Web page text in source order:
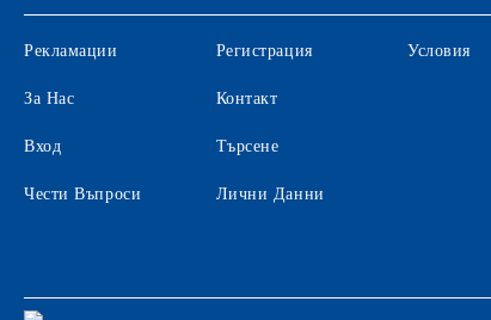
Рекламации
За Нас
Вход
Чести Въпроси
Регистрация
Контакт
Търсене
Лични Данни
Условия